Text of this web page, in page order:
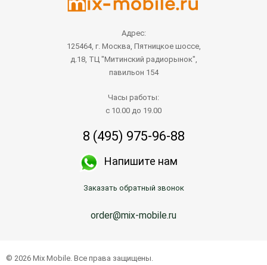
Адрес:
125464, г. Москва, Пятницкое шоссе,
д.18, ТЦ "Митинский радиорынок",
павильон 154
Часы работы:
с 10.00 до 19.00
8 (495) 975-96-88
Напишите нам
Заказать обратный звонок
order@mix-mobile.ru
© 2026 Mix Mobile. Все права защищены.